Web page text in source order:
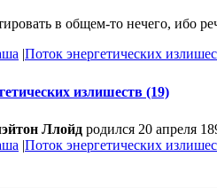
в общем-то нечего, ибо
|Поток энергетических
излишеств (19)
Ллойд родился 20 апреля
|Поток энергетических